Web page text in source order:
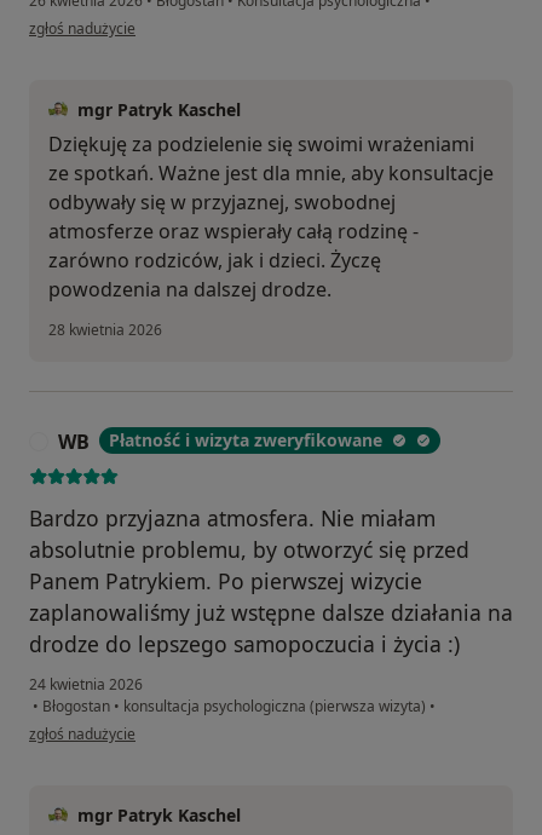
w opinii użytkownika Ania
zgłoś nadużycie
mgr Patryk Kaschel
Dziękuję za podzielenie się swoimi wrażeniami
ze spotkań. Ważne jest dla mnie, aby konsultacje
odbywały się w przyjaznej, swobodnej
atmosferze oraz wspierały całą rodzinę -
zarówno rodziców, jak i dzieci. Życzę
powodzenia na dalszej drodze.
28 kwietnia 2026
WB Płatność i wizyta zweryfikowane
Bardzo przyjazna atmosfera. Nie miałam
absolutnie problemu, by otworzyć się przed
Panem Patrykiem. Po pierwszej wizycie
zaplanowaliśmy już wstępne dalsze działania na
drodze do lepszego samopoczucia i życia :)
24 kwietnia 2026
• Błogostan • konsultacja psychologiczna (pierwsza wizyta) •
w opinii użytkownika WB
zgłoś nadużycie
mgr Patryk Kaschel